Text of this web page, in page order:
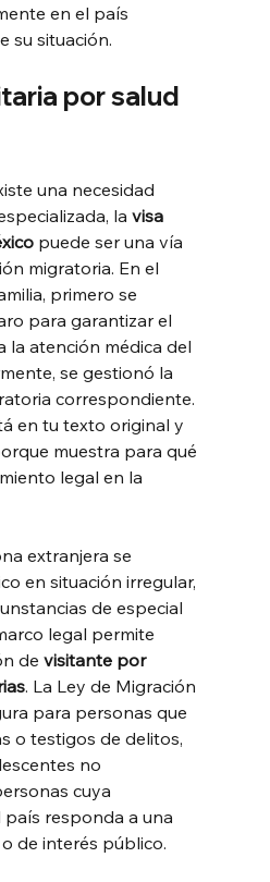
en el país
su situación.
por salud
una necesidad
la visa
puede ser una vía
migratoria. En el
primero se
para garantizar el
la atención médica del
se gestionó la
correspondiente.
en tu texto original y
muestra para qué
legal en la
extranjera se
en situación irregular,
de especial
legal permite
de visitante por
. La Ley de Migración
para personas que
o testigos de delitos,
no
cuya
responda a una
de interés público.